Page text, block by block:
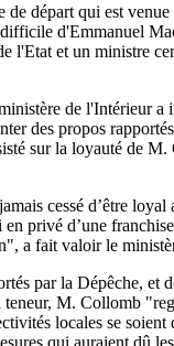
de départ qui est
d'Emmanuel
l'Etat et un ministre
de l'Intérieur a
des propos
sur la loyauté de
cessé d’être loyal
privé d’une
a fait valoir le
par la Dépêche, et
M. Collomb
locales se soient
qui auraient dû